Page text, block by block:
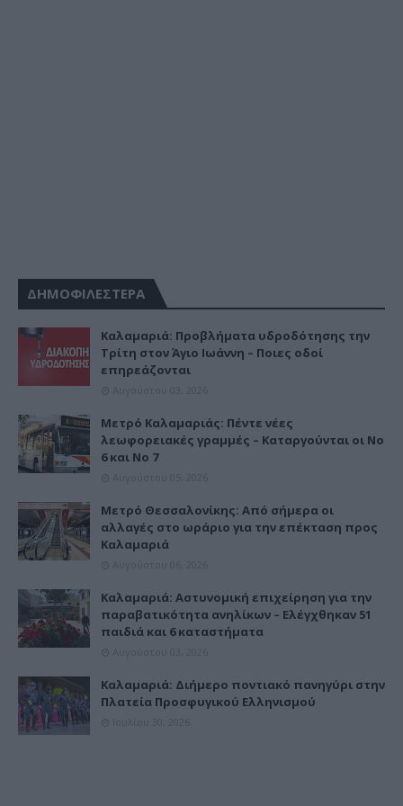
ΔΗΜΟΦΙΛΕΣΤΕΡΑ
Καλαμαριά: Προβλήματα υδροδότησης την
Τρίτη στον Άγιο Ιωάννη – Ποιες οδοί
επηρεάζονται
Μετρό Καλαμαριάς: Πέντε νέες
λεωφορειακές γραμμές – Καταργούνται οι Νο
6 και Νο 7
Μετρό Θεσσαλονίκης: Από σήμερα οι
αλλαγές στο ωράριο για την επέκταση προς
Καλαμαριά
Καλαμαριά: Αστυνομική επιχείρηση για την
παραβατικότητα ανηλίκων – Ελέγχθηκαν 51
παιδιά και 6 καταστήματα
Καλαμαριά: Διήμερο ποντιακό πανηγύρι στην
Πλατεία Προσφυγικού Ελληνισμού